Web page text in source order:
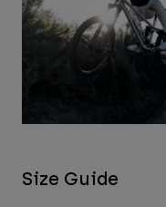
Size Guide